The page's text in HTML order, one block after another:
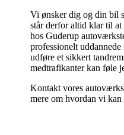
Vi ønsker dig og din bil
står derfor altid klar til
hos Guderup
professionelt
udføre et sikkert
medtrafikanter kan føle
Kontakt vores
mere om hvordan vi